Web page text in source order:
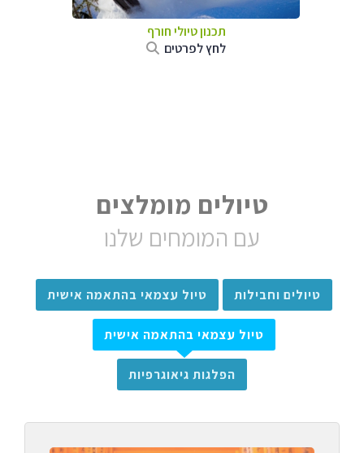
תכנון טיולי חורף
לחץ לפרטים
טיולים מומלצים
עם המומחים שלנו
טיולים וחבילות טיול עצמאי בהתאמה אישית
טיול עצמאי בהתאמה אישית
הפלגות גיאוגרפיות